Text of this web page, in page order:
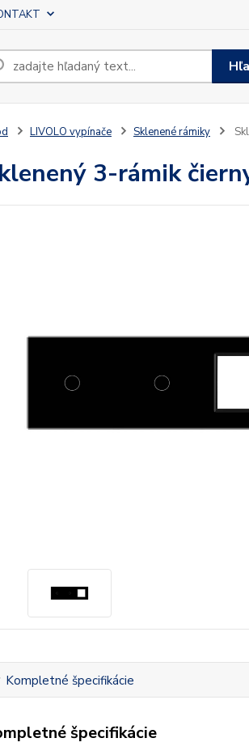
LIVOLO vypínače Sklenené rámiky
3-rámik
Kompletné špecifikácie
špecifikácie